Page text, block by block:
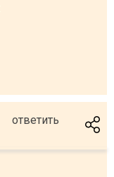
ответить